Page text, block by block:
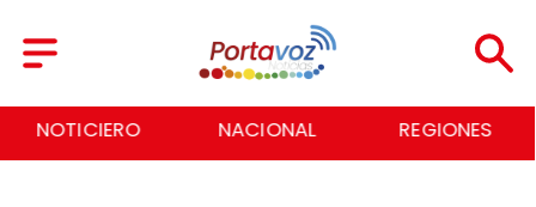
NACIONAL REGIONES ECONOMÍA